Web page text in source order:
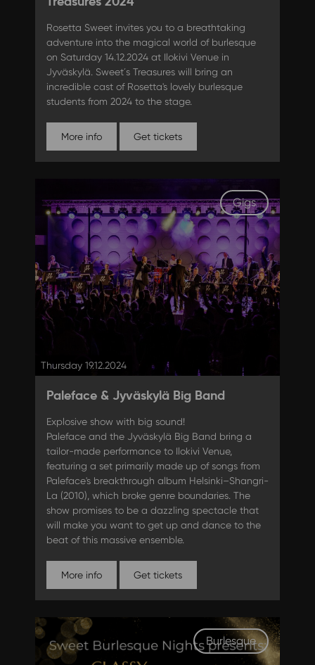
Rosetta Sweet invites you to a breathtaking
adventure into the magical world of burlesque
on Saturday 14.12.2024 at Ilokivi Venue in
Jyväskylä. Sweet´s Treasures will bring an
incredible cast of Rosetta's lovely burlesque
students from 2024 to the stage.
More info Get tickets
Gigs
Thursday 19.12.2024
Paleface & Jyväskylä Big Band
Explosive show with big sound!
Paleface and the Jyväskylä Big Band bring a
tailor-made performance to Ilokivi Venue,
featuring a set primarily made up of songs from
Paleface's breakthrough album Helsinki–Shangri-
La (2010), which broke genre boundaries. The
show promises to be a dazzling spectacle that
will make you want to get up and dance to the
beat of this massive ensemble.
More info Get tickets
Burlesque